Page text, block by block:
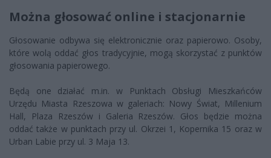
Można głosować online i stacjonarnie
Głosowanie odbywa się elektronicznie oraz papierowo. Osoby,
które wolą oddać głos tradycyjnie, mogą skorzystać z punktów
głosowania papierowego.
Będą one działać m.in. w Punktach Obsługi Mieszkańców
Urzędu Miasta Rzeszowa w galeriach: Nowy Świat, Millenium
Hall, Plaza Rzeszów i Galeria Rzeszów. Głos będzie można
oddać także w punktach przy ul. Okrzei 1, Kopernika 15 oraz w
Urban Labie przy ul. 3 Maja 13.